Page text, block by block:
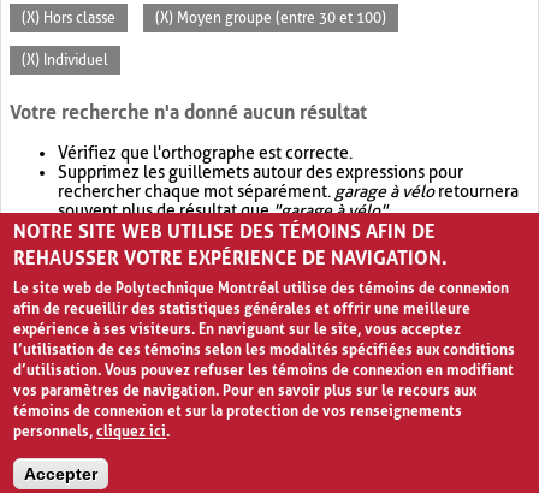
(X) Hors classe (X) Moyen groupe (entre 30 et 100)
(X) Individuel
Votre recherche n'a donné aucun résultat
Vérifiez que l'orthographe est correcte.
Supprimez les guillemets autour des expressions pour
rechercher chaque mot séparément. garage à véloretournera
souvent plus de résultat que"garage à vélo".
Envisagez d'élargir votre recherche avec OR.garage OR vélo
retournera souvent plus de résultat quegarage à vélo
NOTRE SITE WEB UTILISE DES TÉMOINS AFIN DE
REHAUSSER VOTRE EXPÉRIENCE DE NAVIGATION.
Le site web de Polytechnique Montréal utilise des témoins de connexion
afin de recueillir des statistiques générales et offrir une meilleure
expérience à ses visiteurs. En naviguant sur le site, vous acceptez
l’utilisation de ces témoins selon les modalités spécifiées aux conditions
d’utilisation. Vous pouvez refuser les témoins de connexion en modifiant
vos paramètres de navigation. Pour en savoir plus sur le recours aux
témoins de connexion et sur la protection de vos renseignements
personnels,cliquez ici.
Accepter